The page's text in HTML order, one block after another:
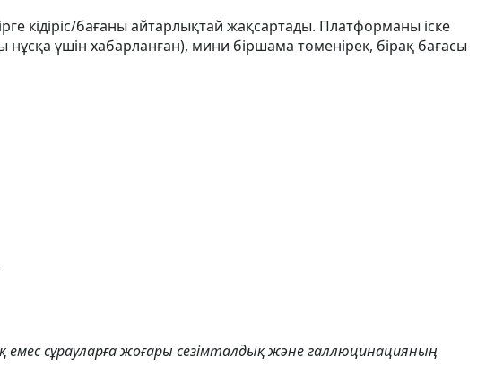
кідіріс/бағаны айтарлықтай жақсартады. Платформаны іске
нұсқа үшін хабарланған), мини біршама төменірек, бірақ бағасы
емес сұрауларға жоғары сезімталдық және галлюцинацияның